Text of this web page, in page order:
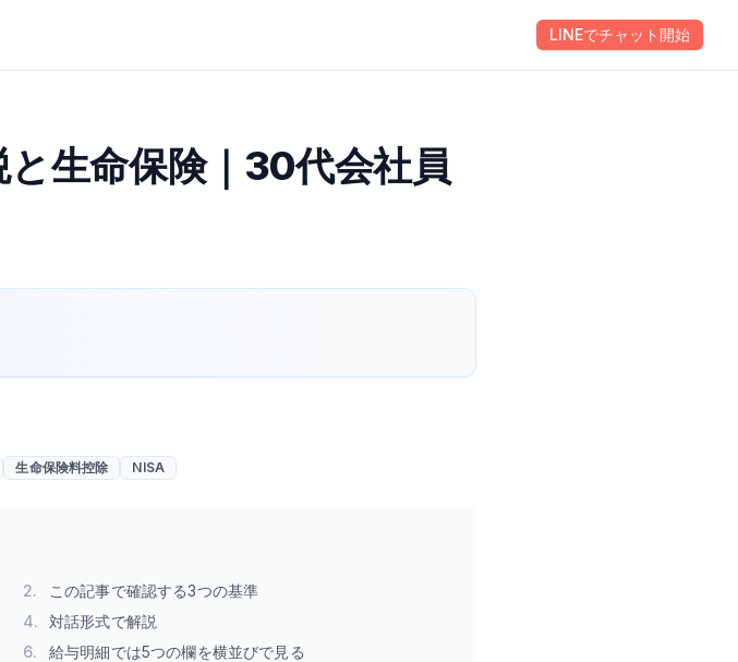
会社情報お問い合わせ
LINEでチャット開始
生命保険｜30代会社員
生命保険料控除 NISA
2.
この記事で確認する3つの基準
4.
対話形式で解説
6.
給与明細では5つの欄を横並びで見る